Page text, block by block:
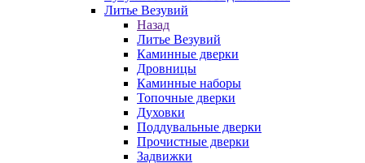
Литье Везувий
Назад
Литье Везувий
Каминные дверки
Дровницы
Каминные наборы
Топочные дверки
Духовки
Поддувальные дверки
Прочистные дверки
Задвижки